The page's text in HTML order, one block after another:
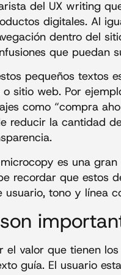
del UX writing
digitales. Al
dentro del
que puedan
pequeños textos
sitio web. Por
como “compra
reducir la cantidad
es una
recordar que estos
usuario, tono y línea
el valor que tienen
guía. El usuario